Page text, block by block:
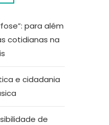
para além
cotidianas na
e cidadania
de